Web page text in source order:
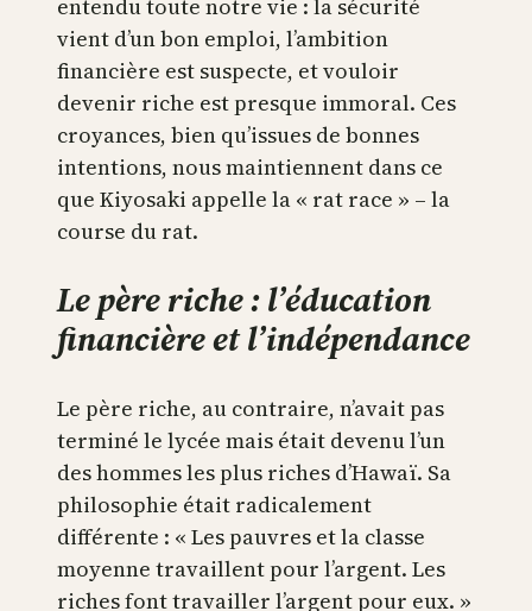
entendu toute notre vie : la sécurité
vient d’un bon emploi, l’ambition
financière est suspecte, et vouloir
devenir riche est presque immoral. Ces
croyances, bien qu’issues de bonnes
intentions, nous maintiennent dans ce
que Kiyosaki appelle la « rat race » – la
course du rat.
Le père riche : l’éducation
financière et l’indépendance
Le père riche, au contraire, n’avait pas
terminé le lycée mais était devenu l’un
des hommes les plus riches d’Hawaï. Sa
philosophie était radicalement
différente : « Les pauvres et la classe
moyenne travaillent pour l’argent. Les
riches font travailler l’argent pour eux. »